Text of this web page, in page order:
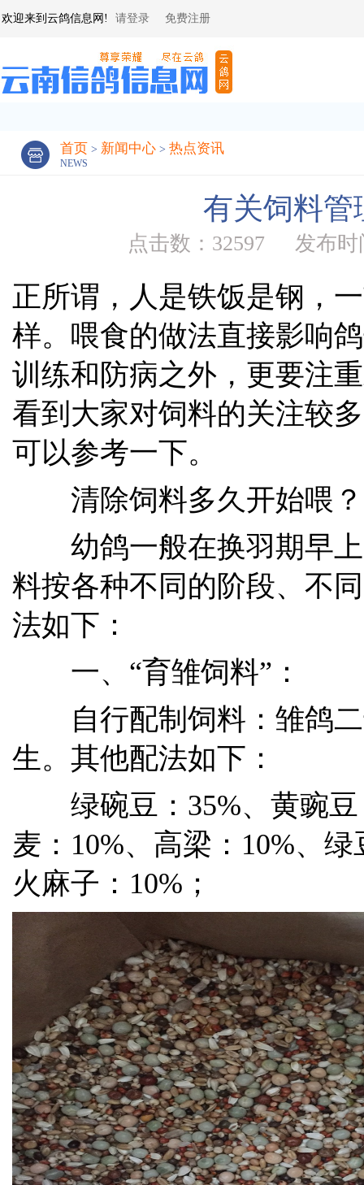
欢迎来到云鸽信息网! 请登录 免费注册
首页 > 新闻中心 > 热点资讯
NEWS
有关饲料管
点击数：32597 发布时
正所谓，人是铁饭是钢，
样。喂食的做法直接影响
训练和防病之外，更要注
看到大家对饲料的关注较
可以参考一下。
清除饲料多久开始喂？
幼鸽一般在换羽期早上
料按各种不同的阶段、不
法如下：
一、“育雏饲料”：
自行配制饲料：雏鸽二
生。其他配法如下：
绿碗豆：35%、黄豌豆
麦：10%、高梁：10%、
火麻子：10%；